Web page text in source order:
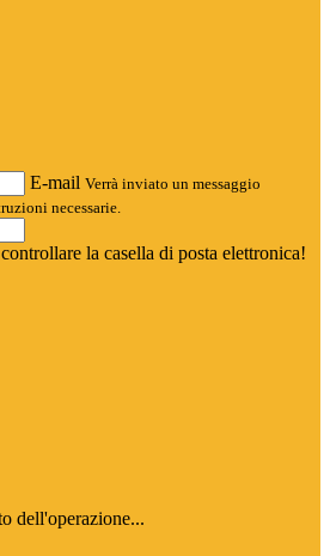
E-mail Verrà inviato un messaggio
necessarie.
la casella di posta elettronica!
dell'operazione...